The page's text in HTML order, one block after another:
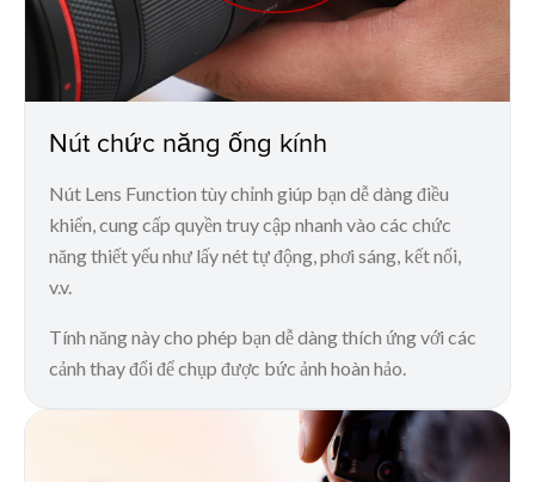
Nút chức năng ống kính
Nút Lens Function tùy chỉnh giúp bạn dễ dàng điều
khiển, cung cấp quyền truy cập nhanh vào các chức
năng thiết yếu như lấy nét tự động, phơi sáng, kết nối,
v.v.
Tính năng này cho phép bạn dễ dàng thích ứng với các
cảnh thay đổi để chụp được bức ảnh hoàn hảo.